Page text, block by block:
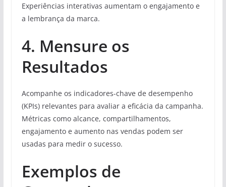
Experiências interativas aumentam o engajamento e
a lembrança da marca.
4. Mensure os
Resultados
Acompanhe os indicadores-chave de desempenho
(KPIs) relevantes para avaliar a eficácia da campanha.
Métricas como alcance, compartilhamentos,
engajamento e aumento nas vendas podem ser
usadas para medir o sucesso.
Exemplos de